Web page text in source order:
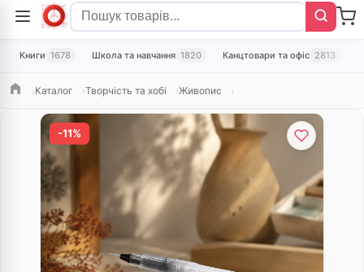
Книги 1678 Школа та навчання 1820 Канцтовари та офіс 2813
ГоловнаКаталог Творчість та хобі Живопис
-11%